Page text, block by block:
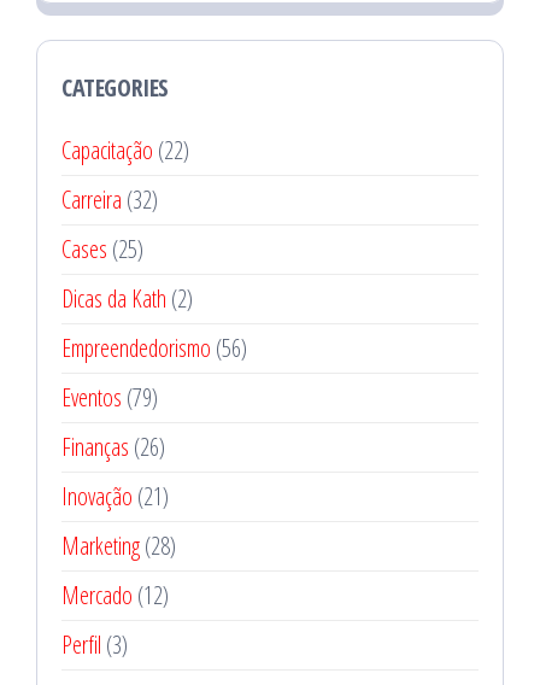
CATEGORIES
Capacitação (22)
Carreira (32)
Cases (25)
Dicas da Kath (2)
Empreendedorismo (56)
Eventos (79)
Finanças (26)
Inovação (21)
Marketing(28)
Mercado (12)
Perfil (3)